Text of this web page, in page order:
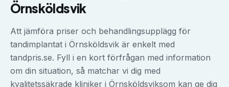
Örnsköldsvik
Att jämföra priser och behandlingsupplägg för
tandimplantat i Örnsköldsvik är enkelt med
tandpris.se. Fyll i en kort förfrågan med information
om din situation, så matchar vi dig med
kvalitetssäkrade kliniker i Örnsköldsviksom kan ge dig